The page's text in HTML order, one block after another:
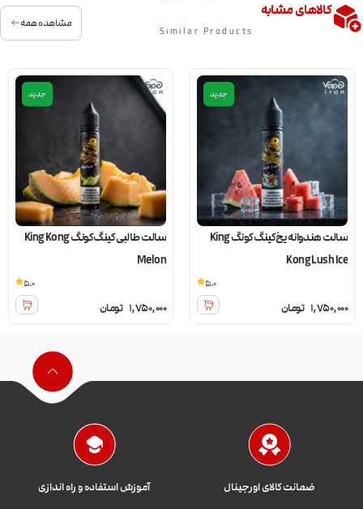
کالاهای مشابه
Similar Products
مشاهده همه
جدید
سالت هندوانه یخ کینگ کونگ King
Kong Lush Ice
1,750,000 تومان
5.0
جدید
سالت طالبی کینگ کونگ King Kong
Melon
1,750,000 تومان
5.0
ضمانت کالای اورجینال آموزش استفاده و راه اندازی